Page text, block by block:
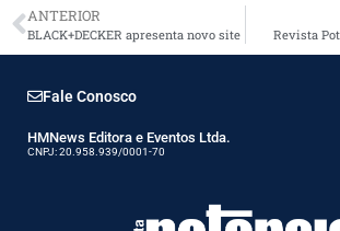
ANTERIOR
BLACK+DECKER apresenta novo site Revista
Fale Conosco
HMNews Editora e Eventos Ltda.
CNPJ: 20.958.939/0001-70